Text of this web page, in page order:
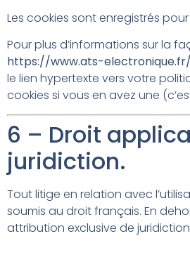
Les cookies sont enregistrés
Pour plus d’informations sur la
https://www.ats-
le lien hypertexte vers votre
cookies si vous en avez une
6 – Droit
juridiction.
Tout litige en relation avec
soumis au droit français. En
attribution exclusive de